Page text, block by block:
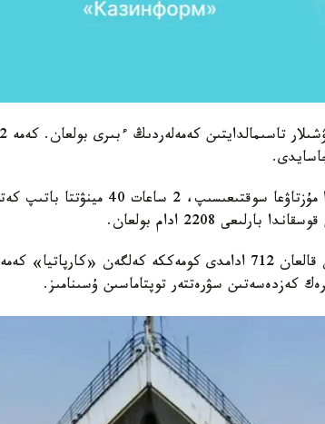
1496 ادام قازا تاۋىپ، امان قالعان 712 ادامدى كومەككە كەلگەن
كەزدەسەتىن سۋرەتتەر توپتاماسىن ۇسىنامىز.